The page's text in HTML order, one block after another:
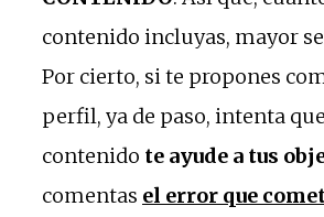
contenido incluyas, mayor
Por cierto, si te propones
perfil, ya de paso, intenta
contenido te ayude a tus
comentas el error que